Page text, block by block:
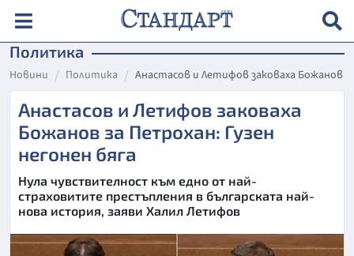
Политика
Новини Политика Анастасов и Летифов заковаха Божанов
Анастасов и Летифов заковаха
Божанов за Петрохан: Гузен
негонен бяга
Нула чувствителност към едно от най-
страховитите престъпления в българската най-
нова история, заяви Халил Летифов